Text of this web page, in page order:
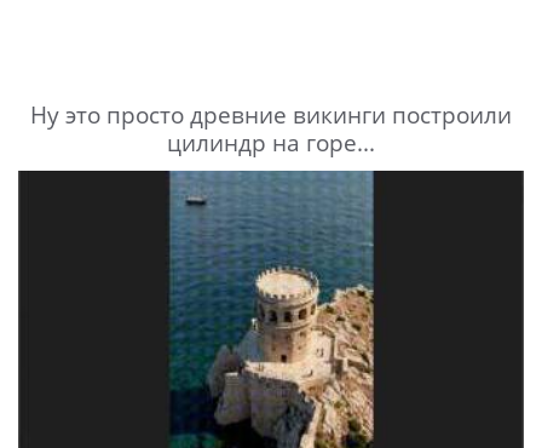
Ну это просто древние викинги построили
цилиндр на горе...